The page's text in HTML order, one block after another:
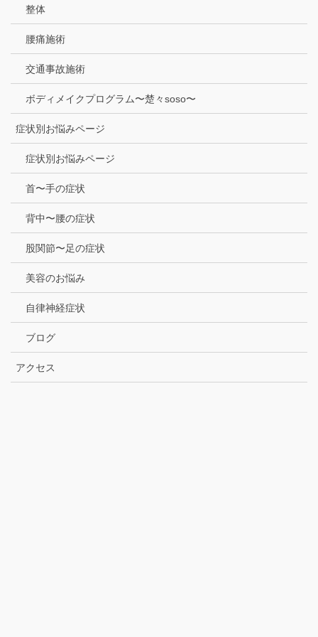
整体
腰痛施術
交通事故施術
ボディメイクプログラム〜楚々soso〜
症状別お悩みページ
症状別お悩みページ
首〜手の症状
背中〜腰の症状
股関節〜足の症状
美容のお悩み
自律神経症状
ブログ
アクセス